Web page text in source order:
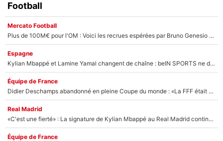
Football
Mercato Football
Plus de 100M€ pour l'OM : Voici les recrues espérées par Bruno Genesio et Grégory Lorenzi après l’opération dégraissage
Espagne
Kylian Mbappé et Lamine Yamal changent de chaîne : beIN SPORTS ne digère pas cette décision historique et prédit un fiasco pour la Liga
Équipe de France
Didier Deschamps abandonné en pleine Coupe du monde : «La FFF était déjà passée à Zinedine Zidane»
Real Madrid
«C'est une fierté» : La signature de Kylian Mbappé au Real Madrid continue de régaler l'Espagne
Équipe de France